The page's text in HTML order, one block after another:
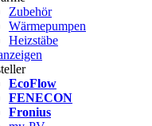
Zubehör
Wärmepumpen
Heizstäbe
EcoFlow
FENECON
Fronius